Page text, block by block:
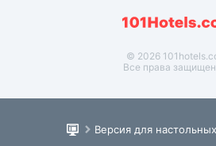
© 2026
Все права
Версия для